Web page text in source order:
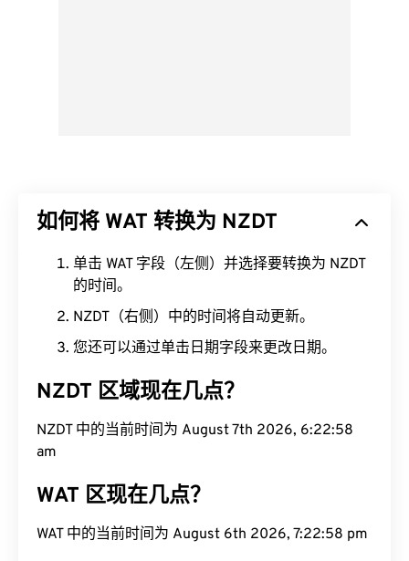
如何将 WAT 转换为 NZDT
单击 WAT 字段（左侧）并选择要转换为 NZDT
的时间。
NZDT（右侧）中的时间将自动更新。
您还可以通过单击日期字段来更改日期。
NZDT 区域现在几点？
NZDT 中的当前时间为 August 7th 2026, 6:22:59
am
WAT 区现在几点？
WAT 中的当前时间为 August 6th 2026, 7:22:59 pm